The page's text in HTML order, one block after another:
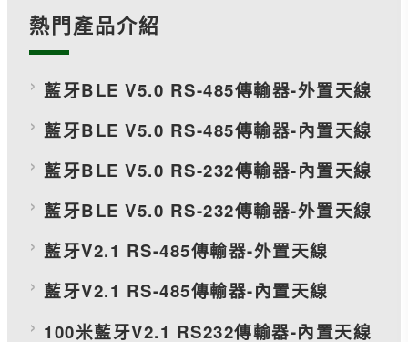
熱門產品介紹
藍牙BLE V5.0 RS-485傳輸器-外置天線
藍牙BLE V5.0 RS-485傳輸器-內置天線
藍牙BLE V5.0 RS-232傳輸器-內置天線
藍牙BLE V5.0 RS-232傳輸器-外置天線
藍牙V2.1 RS-485傳輸器-外置天線
藍牙V2.1 RS-485傳輸器-內置天線
100米藍牙V2.1 RS232傳輸器-內置天線